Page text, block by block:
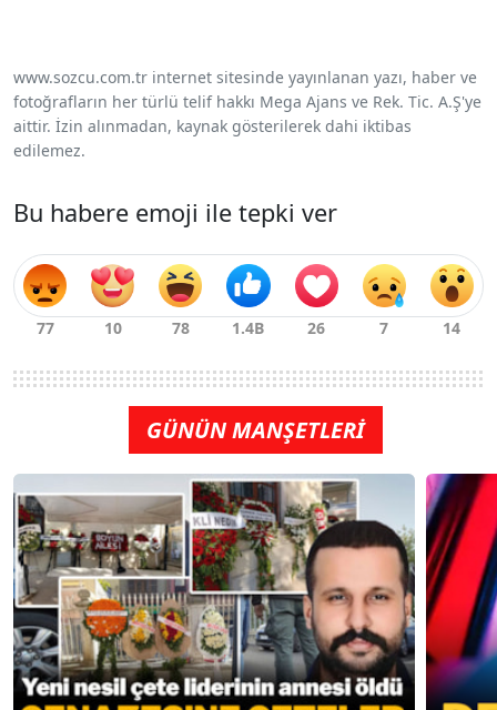
www.sozcu.com.tr internet sitesinde yayınlanan yazı, haber ve
fotoğrafların her türlü telif hakkı Mega Ajans ve Rek. Tic. A.Ş'ye
aittir. İzin alınmadan, kaynak gösterilerek dahi iktibas
edilemez.
Bu habere emoji ile tepki ver
GÜNÜN MANŞETLERİ